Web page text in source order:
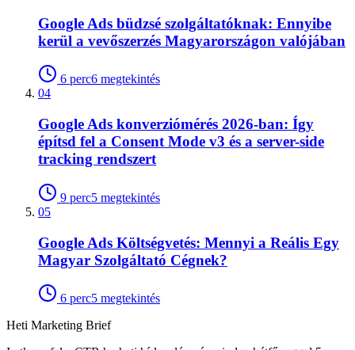
Google Ads büdzsé szolgáltatóknak: Ennyibe
kerül a vevőszerzés Magyarországon valójában
6 perc6 megtekintés
04
Google Ads konverziómérés 2026-ban: Így
építsd fel a Consent Mode v3 és a server-side
tracking rendszert
9 perc5 megtekintés
05
Google Ads Költségvetés: Mennyi a Reális Egy
Magyar Szolgáltató Cégnek?
6 perc5 megtekintés
Heti Marketing Brief